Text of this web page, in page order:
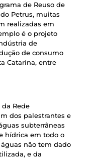
de Reuso de
Petrus, muitas
realizadas em
é o projeto
de
de consumo
Catarina, entre
Rede
dos palestrantes e
subterrâneas
hídrica em todo o
não tem dado
e da